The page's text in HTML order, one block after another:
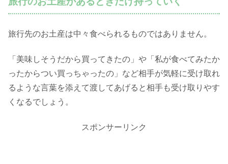
旅行先のお土産は中々食べられるものではありません。
「美味しそうだから買ってきたの」や「私が食べてみたか
ったからつい買っちゃったの」など相手が気軽に受け取れ
るような言葉を添えて渡してあげると相手も受け取りやす
くなるでしょう。
スポンサーリンク